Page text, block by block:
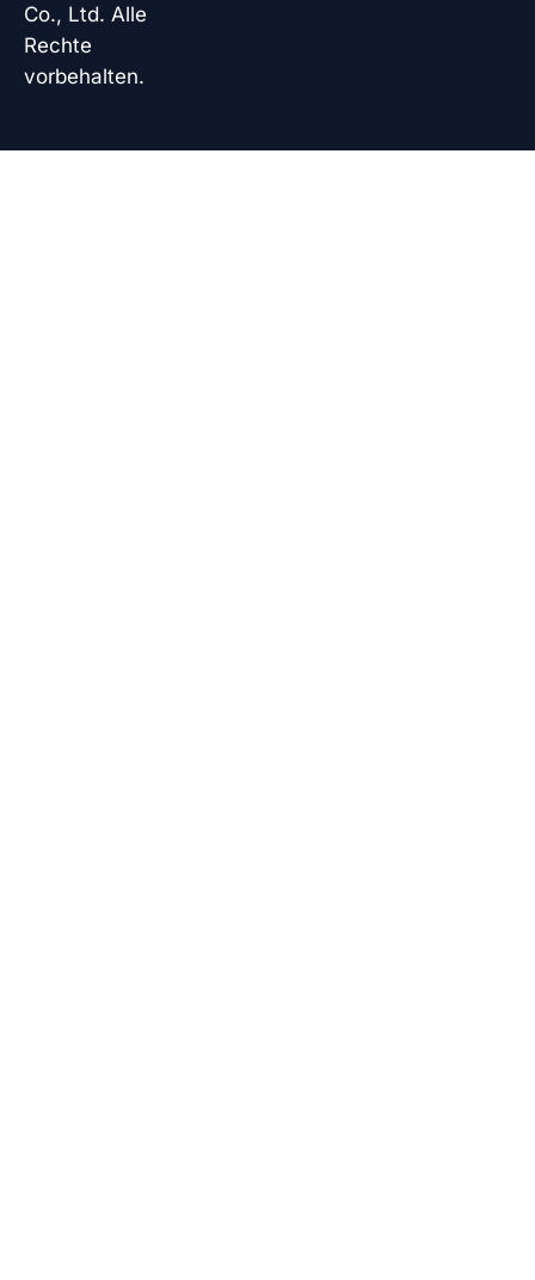
Co., Ltd. Alle
Rechte
vorbehalten.